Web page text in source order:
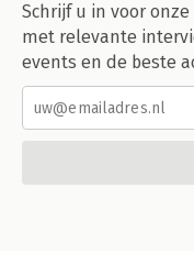
Schrijf u in voor
met relevante
events en de beste